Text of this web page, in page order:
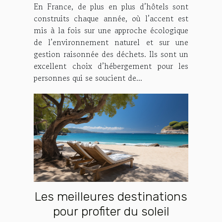
déchet
En France, de plus en plus d’hôtels sont
construits chaque année, où l’accent est
mis à la fois sur une approche écologique
de l’environnement naturel et sur une
gestion raisonnée des déchets. Ils sont un
excellent choix d’hébergement pour les
personnes qui se soucient de...
Les meilleures destinations
pour profiter du soleil